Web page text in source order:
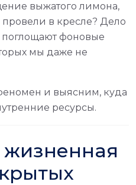
выжатого лимона,
в кресле? Дело
поглощают фоновые
мы даже не
и выясним, куда
ресурсы.
жизненная